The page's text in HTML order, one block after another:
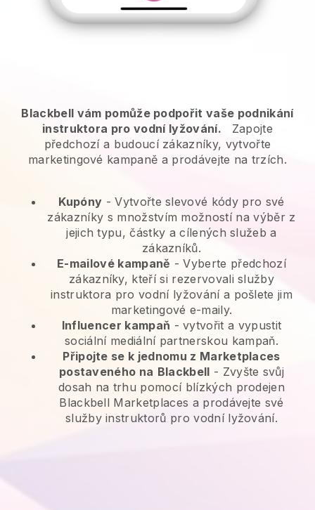
Blackbell vám pomůže podpořit vaše podnikání
instruktora pro vodní lyžování.
Zapojte
předchozí a budoucí zákazníky, vytvořte
marketingové kampaně a prodávejte na trzích.
Kupóny - Vytvořte slevové kódy pro své
zákazníky s množstvím možností na výběr z
jejich typu, částky a cílených služeb a
zákazníků.
E-mailové kampaně -Vyberte předchozí
zákazníky, kteří si rezervovali služby
instruktora pro vodní lyžování a pošlete jim
marketingové e-maily.
Influencer kampaň - vytvořit a vypustit
sociální mediální partnerskou kampaň.
Připojte se k jednomu z Marketplaces
postaveného na Blackbell - Zvyšte svůj
dosah na trhu pomocí blízkých prodejen
Blackbell Marketplaces a prodávejte své
služby instruktorů pro vodní lyžování.